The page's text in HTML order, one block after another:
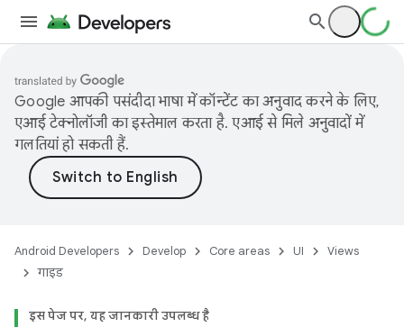
Google आपकी पसंदीदा भाषा में कॉन्टेंट का अनुवाद करने के लिए,
एआई टेक्नोलॉजी का इस्तेमाल करता है. एआई से मिले अनुवादों में
गलतियां हो सकती हैं.
Android Developers Develop Core areas UI
Views
गाइड
इस पेज पर, यह जानकारी उपलब्ध है